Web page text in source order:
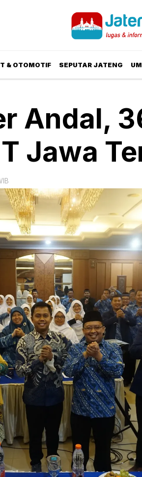
& OTOMOTIF SEPUTAR JATENG
Andal,
Jawa